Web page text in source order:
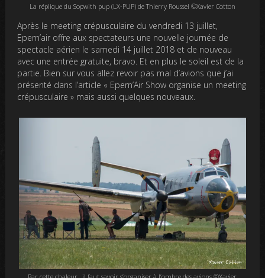
La réplique du Sopwith pup (LX-PUP) de Thierry Roussel ©Xavier Cotton
Après le meeting crépusculaire du vendredi 13 juillet,
Epern’air offre aux spectateurs une nouvelle journée de
spectacle aérien le samedi 14 juillet 2018 et de nouveau
avec une entrée gratuite, bravo. Et en plus le soleil est de la
partie. Bien sur vous allez revoir pas mal d’avions que j’ai
présenté dans l’article « Epern’Air Show organise un meeting
crépusculaire » mais aussi quelques nouveaux.